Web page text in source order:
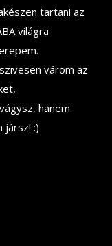
tartani az
világra
várom az
hanem
jársz! :)